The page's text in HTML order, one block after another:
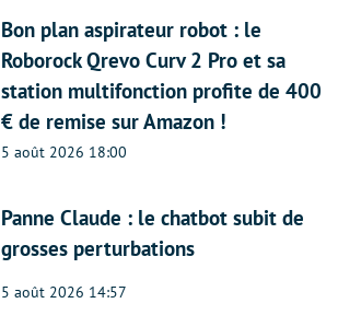
Bon plan aspirateur robot : le
Roborock Qrevo Curv 2 Pro et sa
station multifonction profite de 400
€ de remise sur Amazon !
5 août 2026 18:00
Panne Claude : le chatbot subit de
grosses perturbations
5 août 2026 14:57